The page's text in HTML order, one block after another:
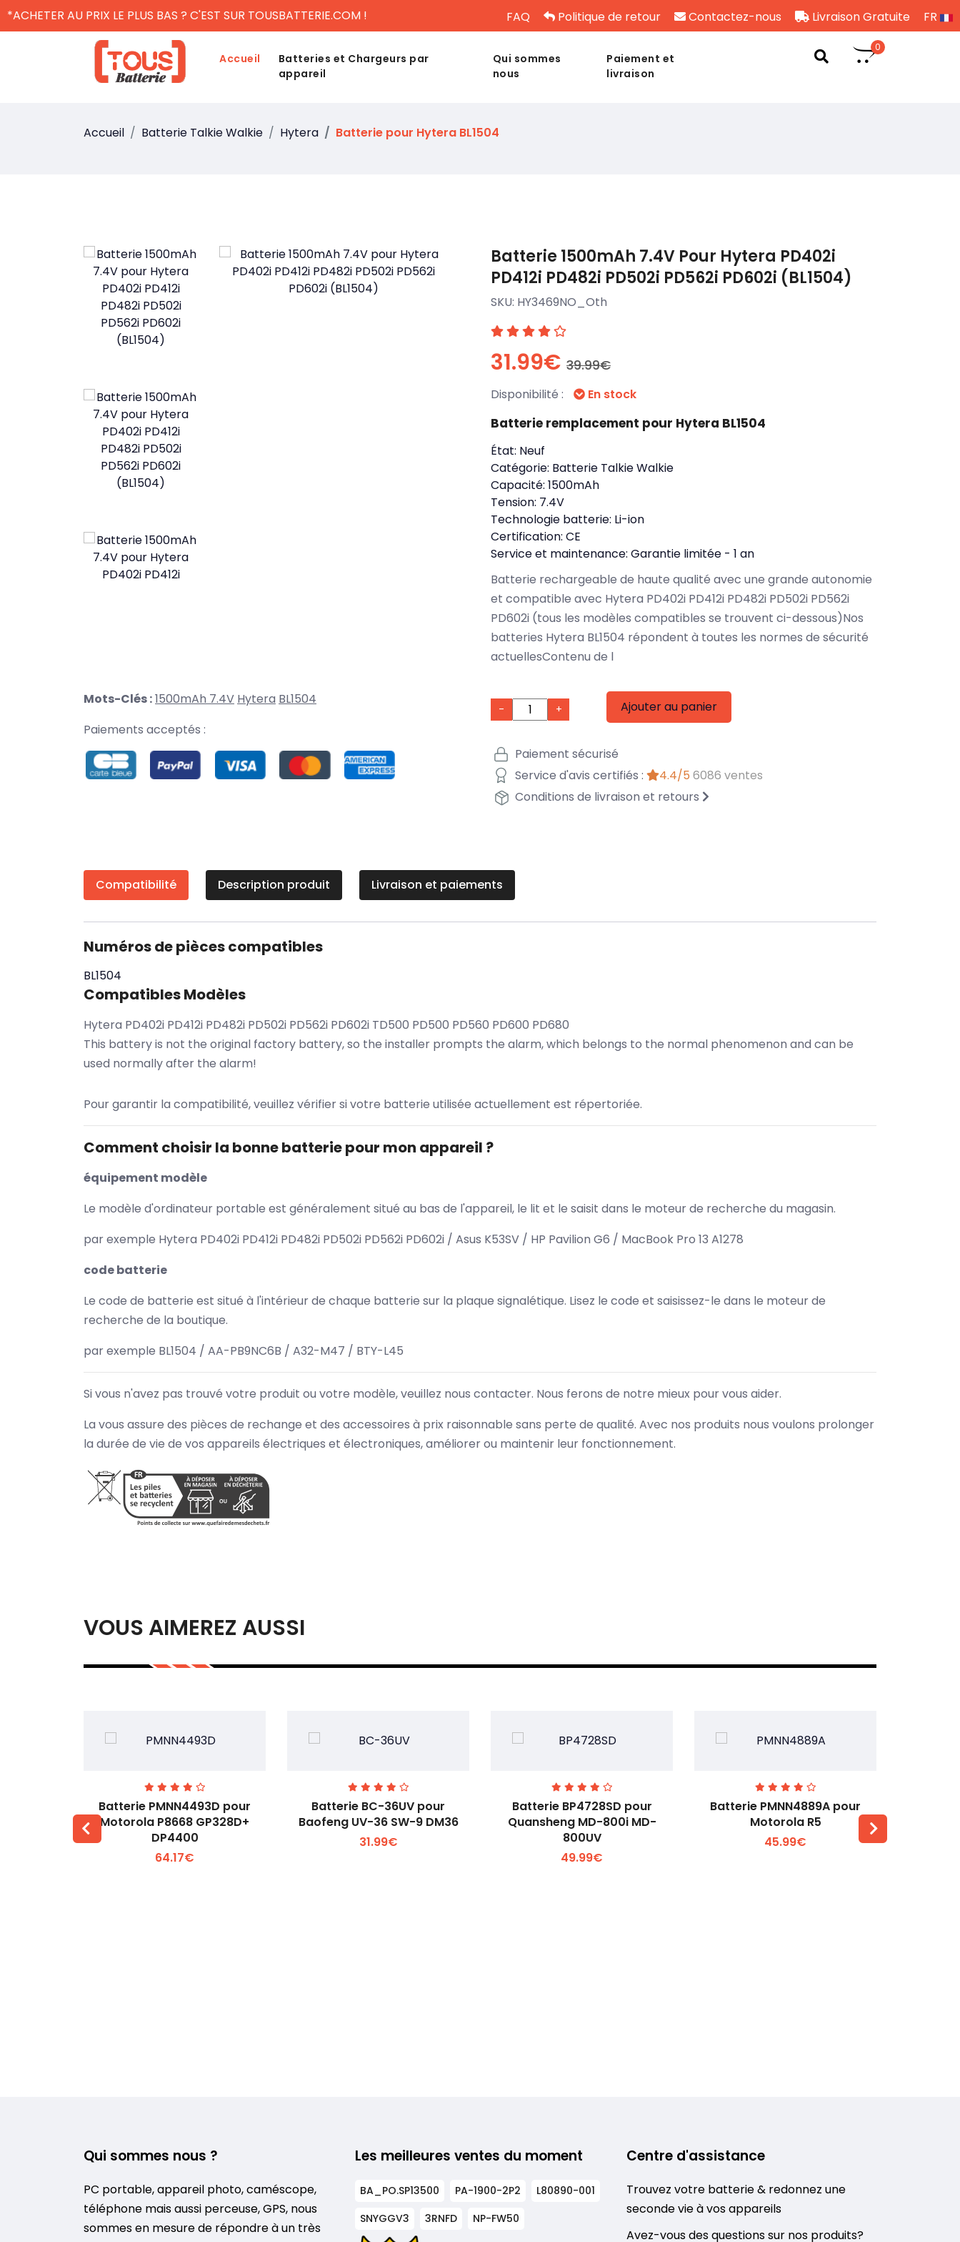
*ACHETER AU PRIX LE PLUS BAS ? C'EST SUR TOUSBATTERIE.COM ! FAQ Politique de retour Contactez-nous Livraison Gratuite FR
Accueil
Batteries et Chargeurs par
appareil
Qui sommes
nous
Paiement et
livraison
0
Accueil Batterie Talkie Walkie Hytera Batterie pour Hytera BL1504
Mots-Clés :1500mAh 7.4V Hytera BL1504
Paiements acceptés :
Batterie 1500mAh 7.4V Pour Hytera PD402i
PD412i PD482i PD502i PD562i PD602i (BL1504)
SKU: HY3469NO_Oth
31.99€ 39.99€
Disponibilité : En stock
Batterie remplacement pour Hytera BL1504
État: Neuf
Catégorie: Batterie Talkie Walkie
Capacité: 1500mAh
Tension: 7.4V
Technologie batterie: Li-ion
Certification: CE
Service et maintenance: Garantie limitée - 1 an
Batterie rechargeable de haute qualité avec une grande autonomie
et compatible avec Hytera PD402i PD412i PD482i PD502i PD562i
PD602i (tous les modèles compatibles se trouvent ci-dessous)Nos
batteries Hytera BL1504 répondent à toutes les normes de sécurité
actuellesContenu de l
- + Ajouter au panier
Paiement sécurisé
Service d'avis certifiés :
4.4/5 6086 ventes
Conditions de livraison et retours
Compatibilité Description produit Livraison et paiements
Numéros de pièces compatibles
BL1504
Compatibles Modèles
Hytera PD402i PD412i PD482i PD502i PD562i PD602i TD500 PD500 PD560 PD600 PD680
This battery is not the original factory battery, so the installer prompts the alarm, which belongs to the normal phenomenon and can be
used normally after the alarm!
Pour garantir la compatibilité, veuillez vérifier si votre batterie utilisée actuellement est répertoriée.
Comment choisir la bonne batterie pour mon appareil ?
équipement modèle
Le modèle d'ordinateur portable est généralement situé au bas de l'appareil, le lit et le saisit dans le moteur de recherche du magasin.
par exemple Hytera PD402i PD412i PD482i PD502i PD562i PD602i / Asus K53SV / HP Pavilion G6 / MacBook Pro 13 A1278
code batterie
Le code de batterie est situé à l'intérieur de chaque batterie sur la plaque signalétique. Lisez le code et saisissez-le dans le moteur de
recherche de la boutique.
par exemple BL1504 / AA-PB9NC6B / A32-M47 / BTY-L45
Si vous n'avez pas trouvé votre produit ou votre modèle, veuillez nous contacter. Nous ferons de notre mieux pour vous aider.
La vous assure des pièces de rechange et des accessoires à prix raisonnable sans perte de qualité. Avec nos produits nous voulons prolonger
la durée de vie de vos appareils électriques et électroniques, améliorer ou maintenir leur fonctionnement.
VOUS AIMEREZ AUSSI
Voir plus +
Batterie PMNN4493D pour
Motorola P8668 GP328D+
DP4400
64.17€
Voir plus +
Batterie BC-36UV pour
Baofeng UV-36 SW-9 DM36
31.99€
Voir plus +
Batterie BP4728SD pour
Quansheng MD-800i MD-
800UV
49.99€
Voir plus +
Batterie PMNN4889A pour
Motorola R5
45.99€
Qui sommes nous ?
PC portable, appareil photo, caméscope,
téléphone mais aussi perceuse, GPS, nous
sommes en mesure de répondre à un très
Les meilleures ventes du moment
BA_PO.SP13500 PA-1900-2P2
L80890-001
SNYGGV3
3RNFD NP-FW50
Centre d'assistance
Trouvez votre batterie & redonnez une
seconde vie à vos appareils
Avez-vous des questions sur nos produits?